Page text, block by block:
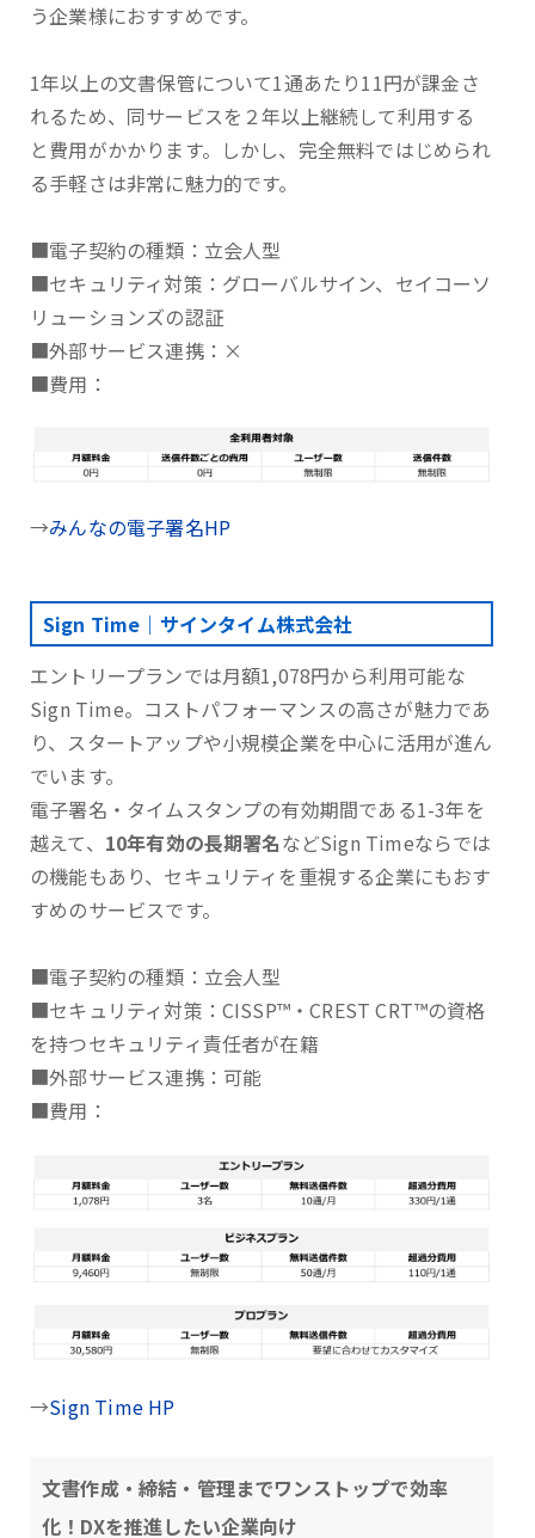
う企業様におすすめです。
1年以上の文書保管について1通あたり11円が課金さ
れるため、同サービスを２年以上継続して利用する
と費用がかかります。しかし、完全無料ではじめられ
る手軽さは非常に魅力的です。
■電子契約の種類：立会人型
■セキュリティ対策：グローバルサイン、セイコーソ
リューションズの認証
■外部サービス連携：×
■費用：
→みんなの電子署名HP
Sign Time｜サインタイム株式会社
エントリープランでは月額1,078円から利用可能な
Sign Time。コストパフォーマンスの高さが魅力であ
り、スタートアップや小規模企業を中心に活用が進ん
でいます。
電子署名・タイムスタンプの有効期間である1-3年を
越えて、 10年有効の長期署名などSign Timeならでは
の機能もあり、セキュリティを重視する企業にもおす
すめのサービスです。
■電子契約の種類：立会人型
■セキュリティ対策：CISSP™・CREST CRT™の資格
を持つセキュリティ責任者が在籍
■外部サービス連携：可能
■費用：
→Sign Time HP
文書作成・締結・管理までワンストップで効率
化！DXを推進したい企業向け